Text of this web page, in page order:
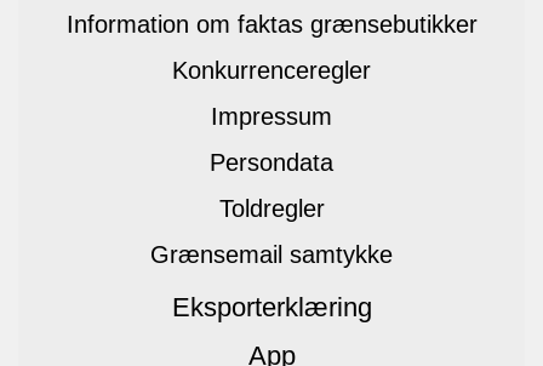
Information om faktas grænsebutikker
Konkurrenceregler
Impressum
Persondata
Toldregler
Grænsemail samtykke
Eksporterklæring
App